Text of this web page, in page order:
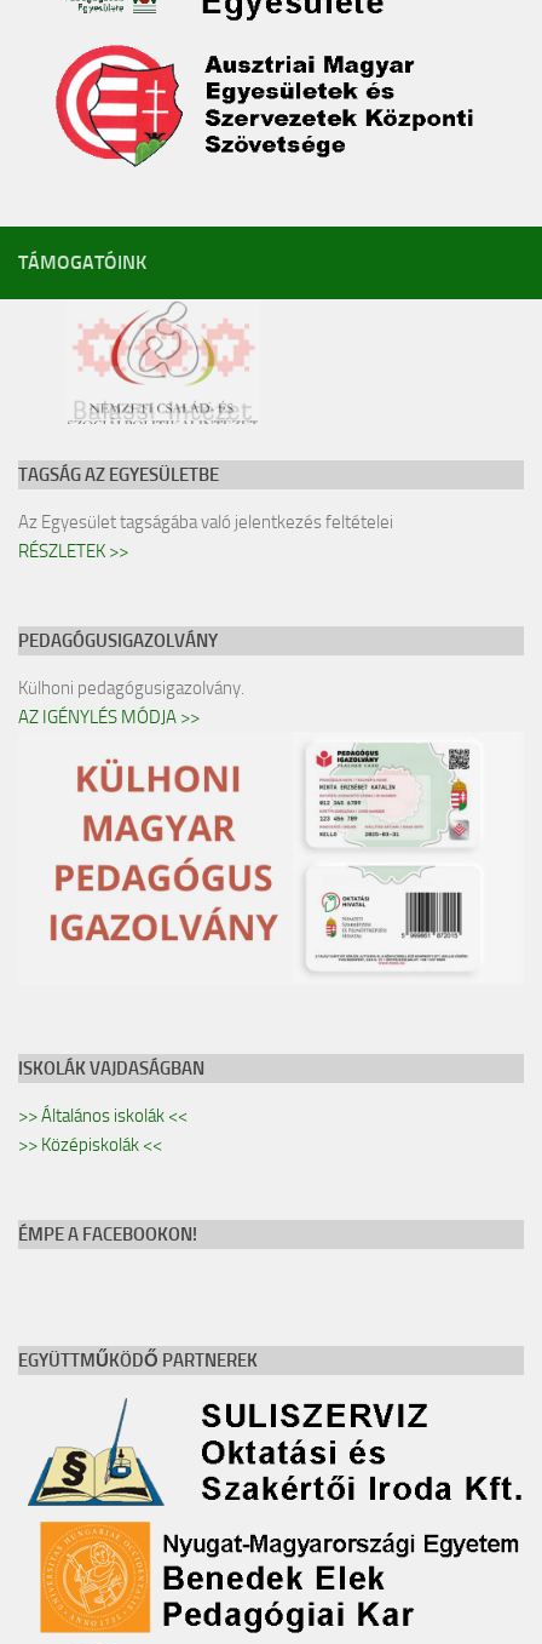
TÁMOGATÓINK
TAGSÁG AZ EGYESÜLETBE
Az Egyesület tagságába való jelentkezés feltételei
RÉSZLETEK >>
PEDAGÓGUSIGAZOLVÁNY
Külhoni pedagógusigazolvány.
AZ IGÉNYLÉS MÓDJA >>
ISKOLÁK VAJDASÁGBAN
>> Általános iskolák <<
>> Középiskolák <<
ÉMPE A FACEBOOKON!
EGYÜTTMŰKÖDŐ PARTNEREK